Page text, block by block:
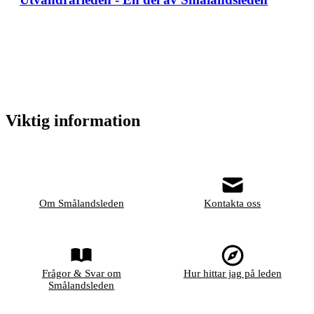
Viktig information
Om Smålandsleden Kontakta oss
Frågor & Svar om
Smålandsleden
Hur hittar jag på leden